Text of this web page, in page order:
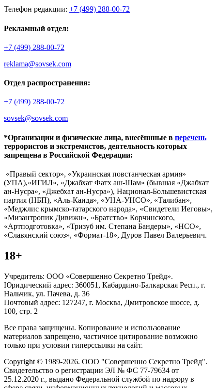
Телефон редакции: +7 (499) 288-00-72
Рекламный отдел:
+7 (499) 288-00-72
reklama@sovsek.com
Отдел распространения:
+7 (499) 288-00-72
sovsek@sovsek.com
*Организации и физические лица, внесённные в перечень
террористов и экстремистов, деятельность которых
запрещена в Российской Федерации:
«Правый сектор», «Украинская повстанческая армия»
(УПА),«ИГИЛ», «Джабхат Фатх аш-Шам» (бывшая «Джабхат
ан-Нусра», «Джебхат ан-Нусра»), Национал-Большевистская
партия (НБП), «Аль-Каида», «УНА-УНСО», «Талибан»,
«Меджлис крымско-татарского народа», «Свидетели Иеговы»,
«Мизантропик Дивижн», «Братство» Корчинского,
«Артподготовка», «Тризуб им. Степана Бандеры», «НСО»,
«Славянский союз», «Формат-18», Дуров Павел Валерьевич.
18+
Учредитель: ООО «Совершенно Секретно Трейд».
Юридический адрес: 360051, Кабардино-Балкарская Респ., г.
Нальчик, ул. Пачева, д. 36
Почтовый адрес: 127247, г. Москва, Дмитровское шоссе, д.
100, стр. 2
Все права защищены. Копирование и использование
материалов запрещено, частичное цитирование возможно
только при условии гиперссылки на сайт.
Copyright © 1989-2026. ООО "Совершенно Секретно Трейд".
Свидетельство о регистрации ЭЛ № ФС 77-79634 от
25.12.2020 г., выдано Федеральной службой по надзору в